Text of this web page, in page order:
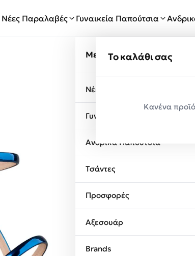
Νέες Παραλαβές
Γυναικεία Παπούτσια
Μενού
Νέες Παραλαβές
Γυναικεία Παπούτσια
Ανδρικά Παπούτσια
Τσάντες
Προσφορές
Αξεσουάρ
Brands
Το καλάθι σας
Κανένα